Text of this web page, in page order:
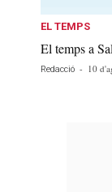
EL TEMPS
El temps a
Redacció - 10